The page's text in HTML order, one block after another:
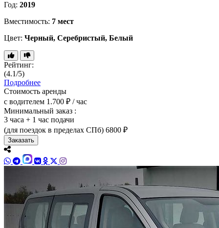
Год: 2019
Вместимость: 7 мест
Цвет: Черный, Серебристый, Белый
Рейтинг:
(4.1/5)
Подробнее
Стоимость аренды
с водителем 1.700 ₽ / час
Минимальный заказ :
3 часа + 1 час подачи
(для поездок в пределах СПб) 6800 ₽
Заказать